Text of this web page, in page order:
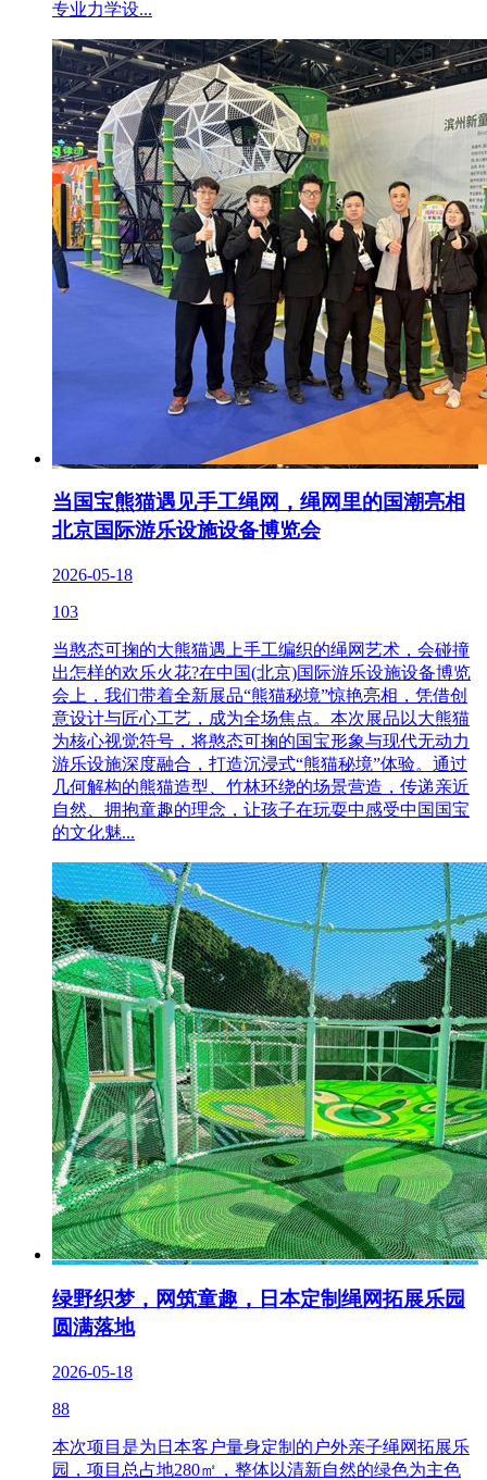
专业力学设...
当国宝熊猫遇见手工绳网，绳网里的国潮亮相
北京国际游乐设施设备博览会
2026-05-18
103
当憨态可掬的大熊猫遇上手工编织的绳网艺术，会碰撞
出怎样的欢乐火花?在中国(北京)国际游乐设施设备博览
会上，我们带着全新展品“熊猫秘境”惊艳亮相，凭借创
意设计与匠心工艺，成为全场焦点。本次展品以大熊猫
为核心视觉符号，将憨态可掬的国宝形象与现代无动力
游乐设施深度融合，打造沉浸式“熊猫秘境”体验。通过
几何解构的熊猫造型、竹林环绕的场景营造，传递亲近
自然、拥抱童趣的理念，让孩子在玩耍中感受中国国宝
的文化魅...
绿野织梦，网筑童趣，日本定制绳网拓展乐园
圆满落地
2026-05-18
88
本次项目是为日本客户量身定制的户外亲子绳网拓展乐
园，项目总占地280㎡，整体以清新自然的绿色为主色